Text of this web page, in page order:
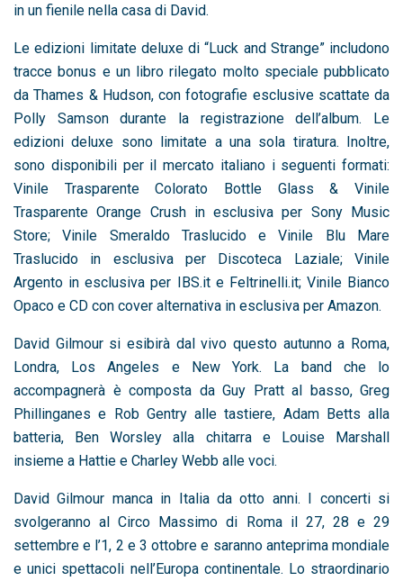
in un fienile nella casa di David.
Le edizioni limitate deluxe di “Luck and Strange” includono
tracce bonus e un libro rilegato molto speciale pubblicato
da Thames & Hudson, con fotografie esclusive scattate da
Polly Samson durante la registrazione dell’album. Le
edizioni deluxe sono limitate a una sola tiratura. Inoltre,
sono disponibili per il mercato italiano i seguenti formati:
Vinile Trasparente Colorato Bottle Glass & Vinile
Trasparente Orange Crush in esclusiva per Sony Music
Store; Vinile Smeraldo Traslucido e Vinile Blu Mare
Traslucido in esclusiva per Discoteca Laziale; Vinile
Argento in esclusiva per IBS.it e Feltrinelli.it; Vinile Bianco
Opaco e CD con cover alternativa in esclusiva per Amazon.
David Gilmour si esibirà dal vivo questo autunno a Roma,
Londra, Los Angeles e New York. La band che lo
accompagnerà è composta da Guy Pratt al basso, Greg
Phillinganes e Rob Gentry alle tastiere, Adam Betts alla
batteria, Ben Worsley alla chitarra e Louise Marshall
insieme a Hattie e Charley Webb alle voci.
David Gilmour manca in Italia da otto anni. I concerti si
svolgeranno al Circo Massimo di Roma il 27, 28 e 29
settembre e l’1, 2 e 3 ottobre e saranno anteprima mondiale
e unici spettacoli nell’Europa continentale. Lo straordinario